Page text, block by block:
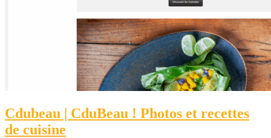
Cdubeau | CduBeau ! Photos et recettes
de cuisine